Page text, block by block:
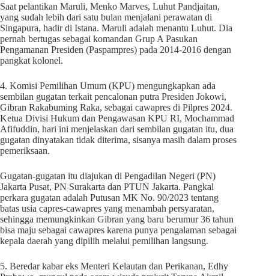
Saat pelantikan Maruli, Menko Marves, Luhut Pandjaitan,
yang sudah lebih dari satu bulan menjalani perawatan di
Singapura, hadir di Istana. Maruli adalah menantu Luhut. Dia
pernah bertugas sebagai komandan Grup A Pasukan
Pengamanan Presiden (Paspampres) pada 2014-2016 dengan
pangkat kolonel.
4. Komisi Pemilihan Umum (KPU) mengungkapkan ada
sembilan gugatan terkait pencalonan putra Presiden Jokowi,
Gibran Rakabuming Raka, sebagai cawapres di Pilpres 2024.
Ketua Divisi Hukum dan Pengawasan KPU RI, Mochammad
Afifuddin, hari ini menjelaskan dari sembilan gugatan itu, dua
gugatan dinyatakan tidak diterima, sisanya masih dalam proses
pemeriksaan.
Gugatan-gugatan itu diajukan di Pengadilan Negeri (PN)
Jakarta Pusat, PN Surakarta dan PTUN Jakarta. Pangkal
perkara gugatan adalah Putusan MK No. 90/2023 tentang
batas usia capres-cawapres yang menambah persyaratan,
sehingga memungkinkan Gibran yang baru berumur 36 tahun
bisa maju sebagai cawapres karena punya pengalaman sebagai
kepala daerah yang dipilih melalui pemilihan langsung.
5. Beredar kabar eks Menteri Kelautan dan Perikanan, Edhy